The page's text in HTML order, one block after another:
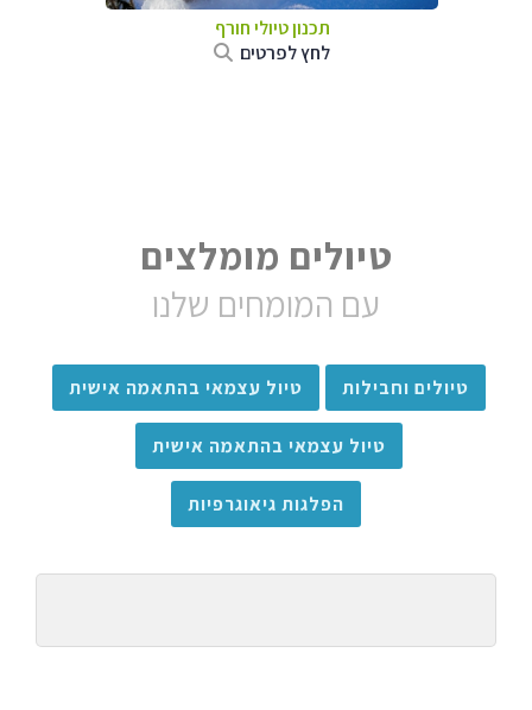
תכנון טיולי חורף
לחץ לפרטים
טיולים מומלצים
עם המומחים שלנו
טיולים וחבילות טיול עצמאי בהתאמה אישית
טיול עצמאי בהתאמה אישית
הפלגות גיאוגרפיות